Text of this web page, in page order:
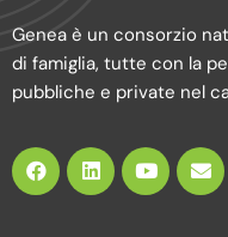
Genea è un consorzio
di famiglia, tutte con la
pubbliche e private nel